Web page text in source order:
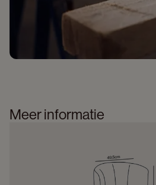
Meer informatie